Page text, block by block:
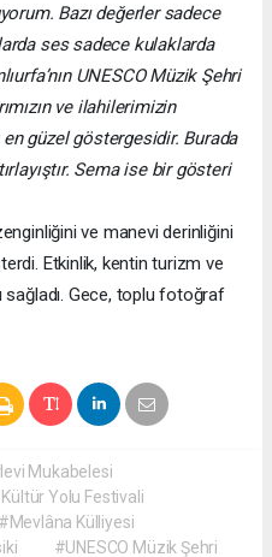
Bazı değerler sadece
ses sadece kulaklarda
UNESCO Müzik Şehri
ve ilahilerimizin
güzel göstergesidir. Burada
Sema ise bir gösteri
ve manevi derinliğini
Etkinlik, kentin turizm ve
sağladı. Gece, toplu fotoğraf
Mukabelesi
Yolu Festivali
#Mevlâna Külliyesi
#UNESCO Müzik Şehri